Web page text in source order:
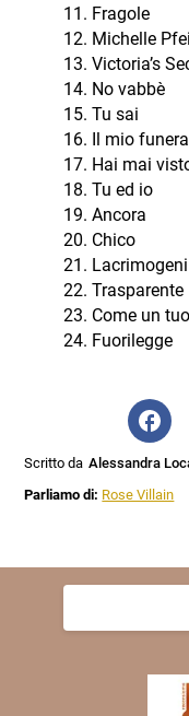
Fragole
Michelle
Victoria’s
No vabbè
Tu sai
Il mio
Hai mai
Tu ed io
Ancora
Chico
Lacrimogeni
Trasparente
Come un
Fuorilegge
Scritto da Alessandra
Parliamo di: Rose Villain
Ricerca